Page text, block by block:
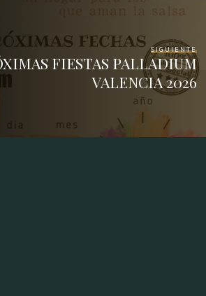
SIGUIENTE
FIESTAS PALLADIUM
VALENCIA 2026